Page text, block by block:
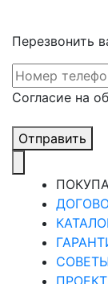
Перезвонить
Cогласие на
Отправить